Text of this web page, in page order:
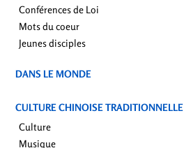
Conférences de Loi
Mots du coeur
Jeunes disciples
DANS LE MONDE
CULTURE CHINOISE TRADITIONNELLE
Culture
Musique